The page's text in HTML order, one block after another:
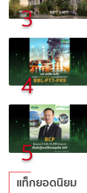
3
4
5
แท็กยอดนิยม